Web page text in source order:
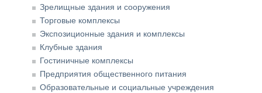
Зрелищные здания и сооружения
Торговые комплексы
Экспозиционные здания и комплексы
Клубные здания
Гостиничные комплексы
Предприятия общественного питания
Образовательные и социальные учреждения